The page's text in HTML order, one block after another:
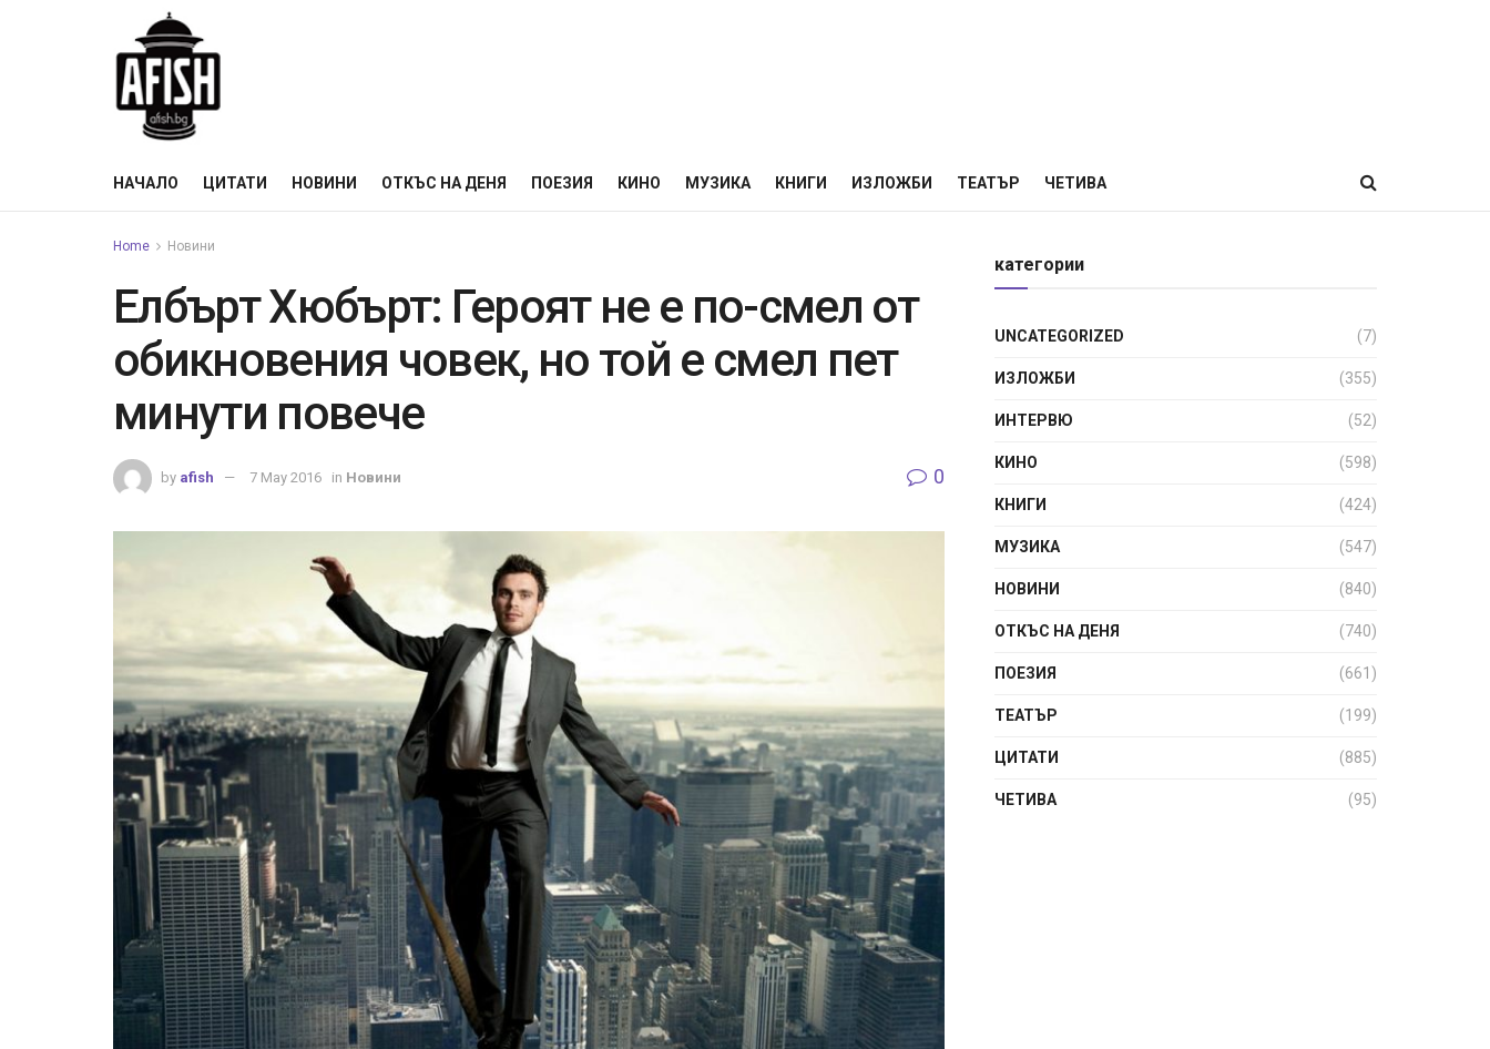
НАЧАЛО ЦИТАТИ НОВИНИ ОТКЪС НА ДЕНЯ ПОЕЗИЯ КИНО МУЗИКА КНИГИ ИЗЛОЖБИ ТЕАТЪР ЧЕТИВА
Home Новини
Елбърт Хюбърт: Героят не е по-смел от
обикновения човек, но той е смел пет
минути повече
by afish 7 May 2016 in Новини 0
категории
UNCATEGORIZED (7)
ИЗЛОЖБИ (355)
ИНТЕРВЮ (52)
КИНО (598)
КНИГИ (424)
МУЗИКА (547)
НОВИНИ (840)
ОТКЪС НА ДЕНЯ (740)
ПОЕЗИЯ (661)
ТЕАТЪР (199)
ЦИТАТИ (885)
ЧЕТИВА (95)